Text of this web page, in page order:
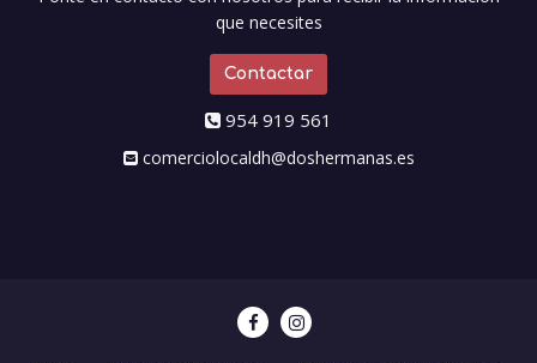
que necesites
Contactar
954 919 561
comerciolocaldh@doshermanas.es